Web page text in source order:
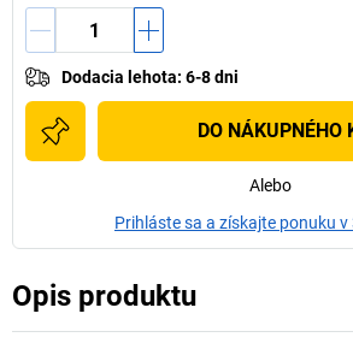
Dodacia lehota: 6-8 dni
DO NÁKUPNÉHO
Alebo
Prihláste sa a získajte ponuku v
Opis produktu